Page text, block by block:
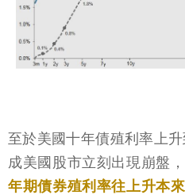
至於美國十年債殖利率上
成美國股市立刻出現崩盤，
年期債券殖利率往上升本